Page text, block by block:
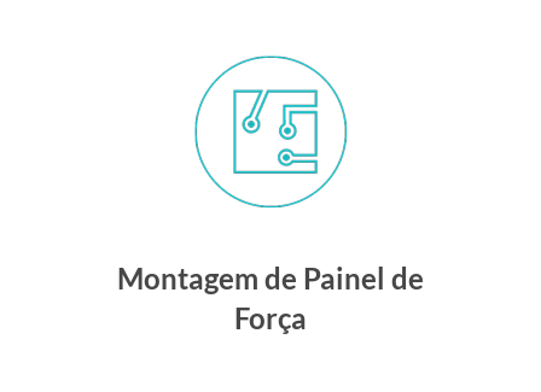
Montagem de Painel de
Força